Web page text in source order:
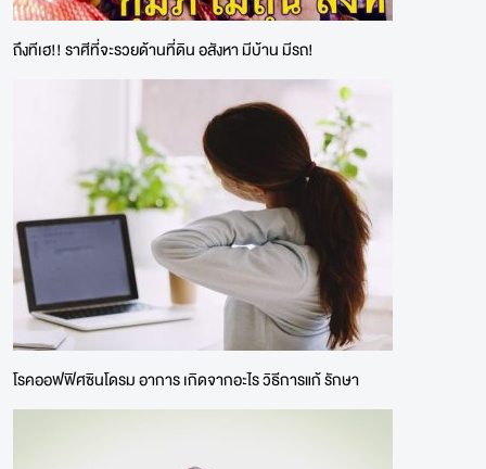
ถึงทีเฮ!! ราศีที่จะรวยด้านที่ดิน อสังหา มีบ้าน มีรถ!
โรคออฟฟิศซินโดรม อาการ เกิดจากอะไร วิธีการแก้ รักษา